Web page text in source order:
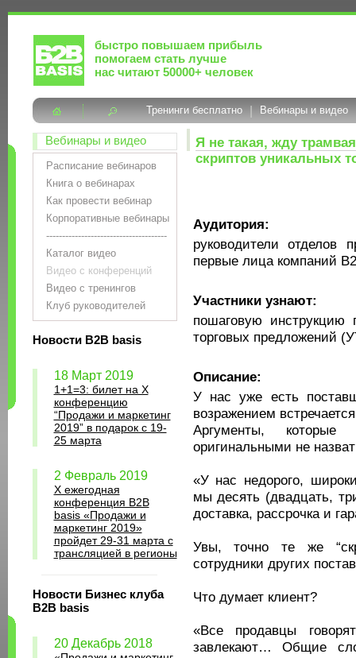
быстро повышаем прибыль
помогаем стать лучше
нас читают 50000+ человек
Тренинги бесплатно Вебинары и видео
Вебинары и видео
Расписание вебинаров
Книга о вебинарах
Как провести вебинар
Корпоративные вебинары
--------------------------------------
Каталог видео
Видео с конференций
Видео с тренингов
Клуб руководителей
Новости B2B basis
18 Март 2019
1+1=3: билет на Х
конференцию
“Продажи и маркетинг
2019” в подарок с 19-
25 марта
2 Февраль 2019
X ежегодная
конференция B2B
basis «Продажи и
маркетинг 2019»
пройдет 29-31 марта с
трансляцией в регионы
Новости Бизнес клуба
B2B basis
20 Декабрь 2018
Я не такая, жду
скриптов уникальных
Аудитория:
руководители
первые лица компаний
Участники узнают:
пошаговую инструкцию
торговых предложений
Описание:
У нас уже есть
возражением
Аргументы,
оригинальными не
«У нас недорого,
мы десять (двадцать,
доставка, рассрочка и
Увы, точно те же
сотрудники других
Что думает клиент?
«Все продавцы
завлекают… Общие